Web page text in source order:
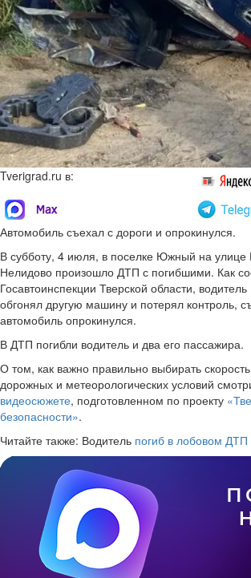
Tverigrad.ru в:
Автомобиль съехал с дороги и опрокинулся.
В субботу, 4 июля, в поселке Южный на улице
Нелидово произошло ДТП с погибшими. Как
Госавтоинспекции Тверской области,
обгонял другую машину и потерял контроль,
автомобиль опрокинулся.
В ДТП погибли водитель и два его пассажира.
О том, как важно правильно выбирать
дорожных и метеорологических условий
видеосюжете, подготовленном по проекту
безопасности».
Читайте также: Водитель погиб в лобовом ДТП